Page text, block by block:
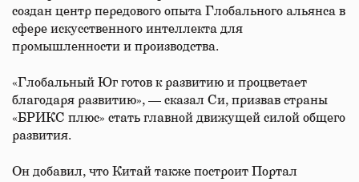
создан центр передового опыта Глобального альянса в
сфере искусственного интеллекта для
промышленности и производства.
«Глобальный Юг готов к развитию и процветает
благодаря развитию», — сказал Си, призвав страны
«БРИКС плюс» стать главной движущей силой общего
развития.
Он добавил, что Китай также построит Портал